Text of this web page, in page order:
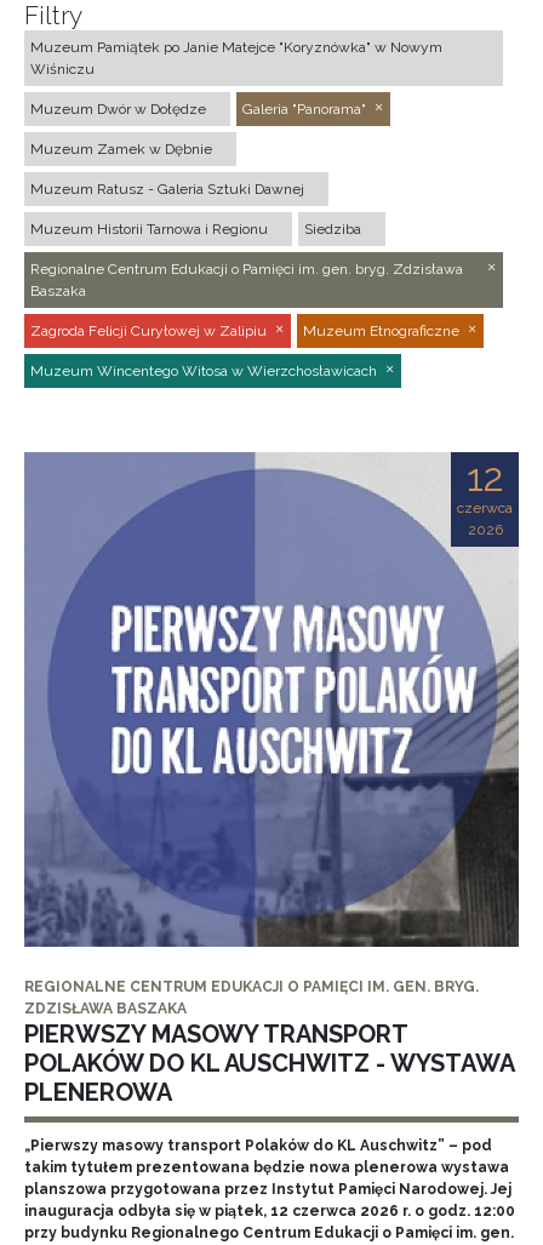
Filtry
Muzeum Pamiątek po Janie Matejce "Koryznówka" w Nowym
Wiśniczu
Muzeum Dwór w Dołędze Galeria "Panorama"
Muzeum Zamek w Dębnie
Muzeum Ratusz - Galeria Sztuki Dawnej
Muzeum Historii Tarnowa i Regionu Siedziba
Regionalne Centrum Edukacji o Pamięci im. gen. bryg. Zdzisława
Baszaka
Zagroda Felicji Curyłowej w Zalipiu Muzeum Etnograficzne
Muzeum Wincentego Witosa w Wierzchosławicach
12
czerwca
2026
REGIONALNE CENTRUM EDUKACJI O PAMIĘCI IM. GEN. BRYG.
ZDZISŁAWA BASZAKA
PIERWSZY MASOWY TRANSPORT
POLAKÓW DO KL AUSCHWITZ - WYSTAWA
PLENEROWA
„Pierwszy masowy transport Polaków do KL Auschwitz” – pod
takim tytułem prezentowana będzie nowa plenerowa wystawa
planszowa przygotowana przez Instytut Pamięci Narodowej. Jej
inauguracja odbyła się w piątek, 12 czerwca 2026 r. o godz. 12:00
przy budynku Regionalnego Centrum Edukacji o Pamięci im. gen.